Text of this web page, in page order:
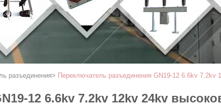
разъединения> Переключатель разъединения GN19-12 6.6kv 7.2kv
12 6.6kv 7.2kv 12kv 24kv